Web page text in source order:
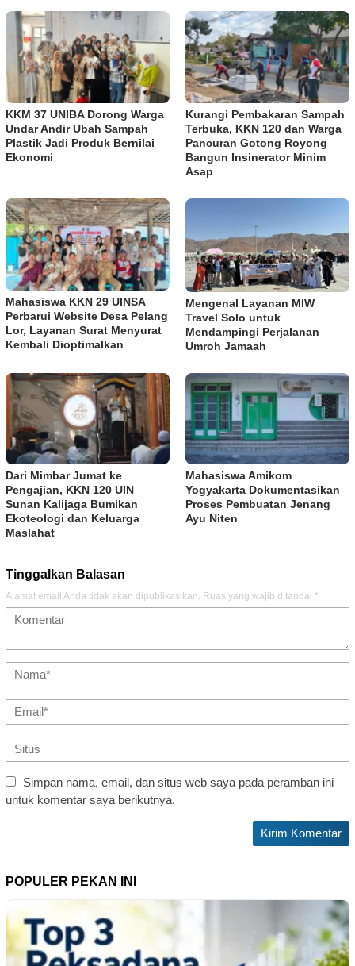
KKM 37 UNIBA Dorong Warga
Undar Andir Ubah Sampah
Plastik Jadi Produk Bernilai
Ekonomi
Kurangi Pembakaran Sampah
Terbuka, KKN 120 dan Warga
Pancuran Gotong Royong
Bangun Insinerator Minim
Asap
Mahasiswa KKN 29 UINSA
Perbarui Website Desa Pelang
Lor, Layanan Surat Menyurat
Kembali Dioptimalkan
Mengenal Layanan MIW
Travel Solo untuk
Mendampingi Perjalanan
Umroh Jamaah
Dari Mimbar Jumat ke
Pengajian, KKN 120 UIN
Sunan Kalijaga Bumikan
Ekoteologi dan Keluarga
Maslahat
Mahasiswa Amikom
Yogyakarta Dokumentasikan
Proses Pembuatan Jenang
Ayu Niten
Tinggalkan Balasan
Alamat email Anda tidak akan dipublikasikan. Ruas yang wajib ditandai *
Simpan nama, email, dan situs web saya pada peramban ini
untuk komentar saya berikutnya.
POPULER PEKAN INI